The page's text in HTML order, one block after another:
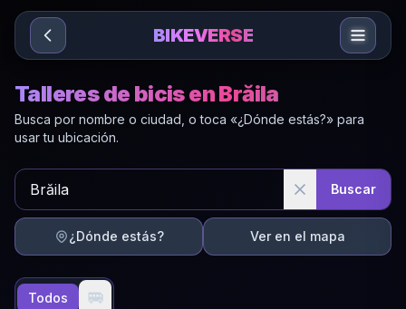
Sari la conținut
BIKEVERSE
Talleres de bicis en Brăila
Busca por nombre o ciudad, o toca «¿Dónde estás?» para
usar tu ubicación.
Buscar
¿Dónde estás? Ver en el mapa
Todos 🚐